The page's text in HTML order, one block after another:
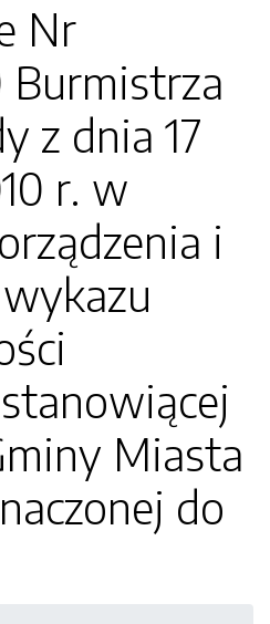
Nr
Burmistrza
z dnia 17
r. w
i
Miasta
do